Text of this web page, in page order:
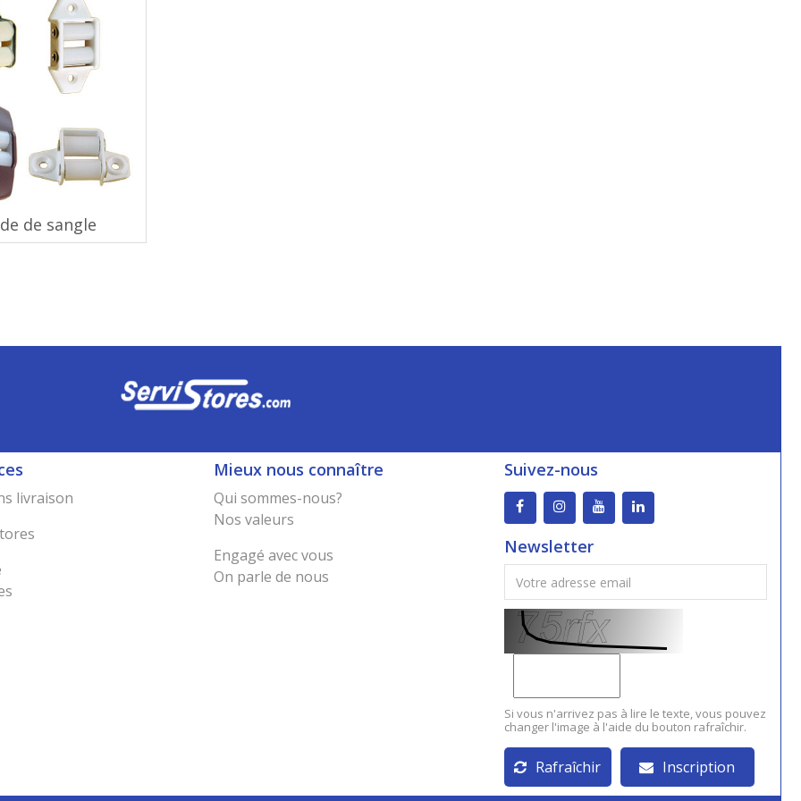
de sangle
livraison
Mieux nous connaître
Qui sommes-nous?
Nos valeurs
Engagé avec vous
On parle de nous
Suivez-nous
Newsletter
Si vous n'arrivez pas à lire le texte, vous pouvez
changer l'image à l'aide du bouton rafraîchir.
Rafraîchir Inscription